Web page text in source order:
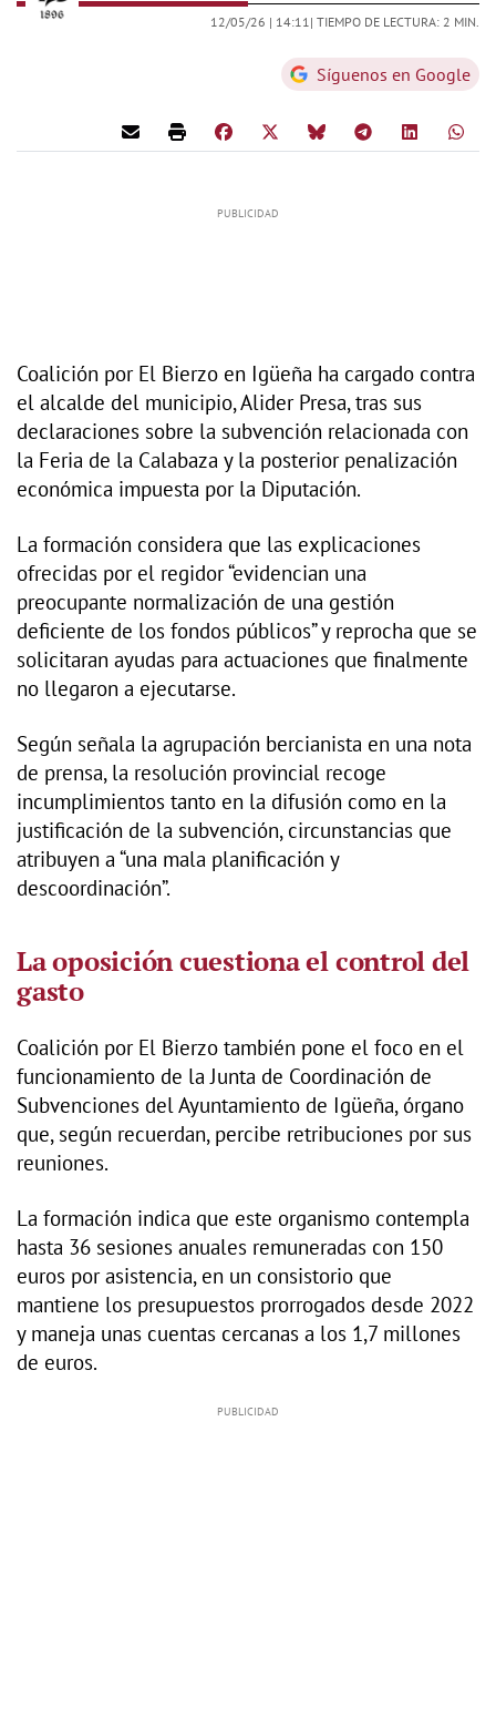
12/05/26 | 14:11| TIEMPO DE LECTURA: 2 MIN.
Síguenos en Google
Coalición por El Bierzo en Igüeña ha cargado contra
el alcalde del municipio, Alider Presa, tras sus
declaraciones sobre la subvención relacionada con
la Feria de la Calabaza y la posterior penalización
económica impuesta por la Diputación.
La formación considera que las explicaciones
ofrecidas por el regidor “evidencian una
preocupante normalización de una gestión
deficiente de los fondos públicos” y reprocha que se
solicitaran ayudas para actuaciones que finalmente
no llegaron a ejecutarse.
Según señala la agrupación bercianista en una nota
de prensa, la resolución provincial recoge
incumplimientos tanto en la difusión como en la
justificación de la subvención, circunstancias que
atribuyen a “una mala planificación y
descoordinación”.
La oposición cuestiona el control del
gasto
Coalición por El Bierzo también pone el foco en el
funcionamiento de la Junta de Coordinación de
Subvenciones del Ayuntamiento de Igüeña, órgano
que, según recuerdan, percibe retribuciones por sus
reuniones.
La formación indica que este organismo contempla
hasta 36 sesiones anuales remuneradas con 150
euros por asistencia, en un consistorio que
mantiene los presupuestos prorrogados desde 2022
y maneja unas cuentas cercanas a los 1,7 millones
de euros.